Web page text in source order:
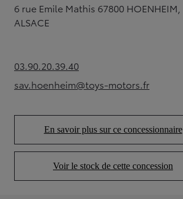
6 rue Emile Mathis 67800 HOENHEIM,
ALSACE
03.90.20.39.40(Opens in new tab)
sav.hoenheim@toys-motors.fr
(Opens in new tab)
En savoir plus sur ce concessionnaire
(Opens in new tab)
Voir le stock de cette concession
(Opens in new tab)